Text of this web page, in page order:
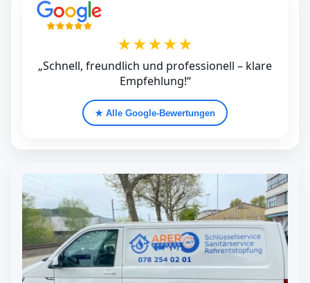
★★★★★
„Schnell, freundlich und professionell – klare
Empfehlung!“
★ Alle Google‑Bewertungen